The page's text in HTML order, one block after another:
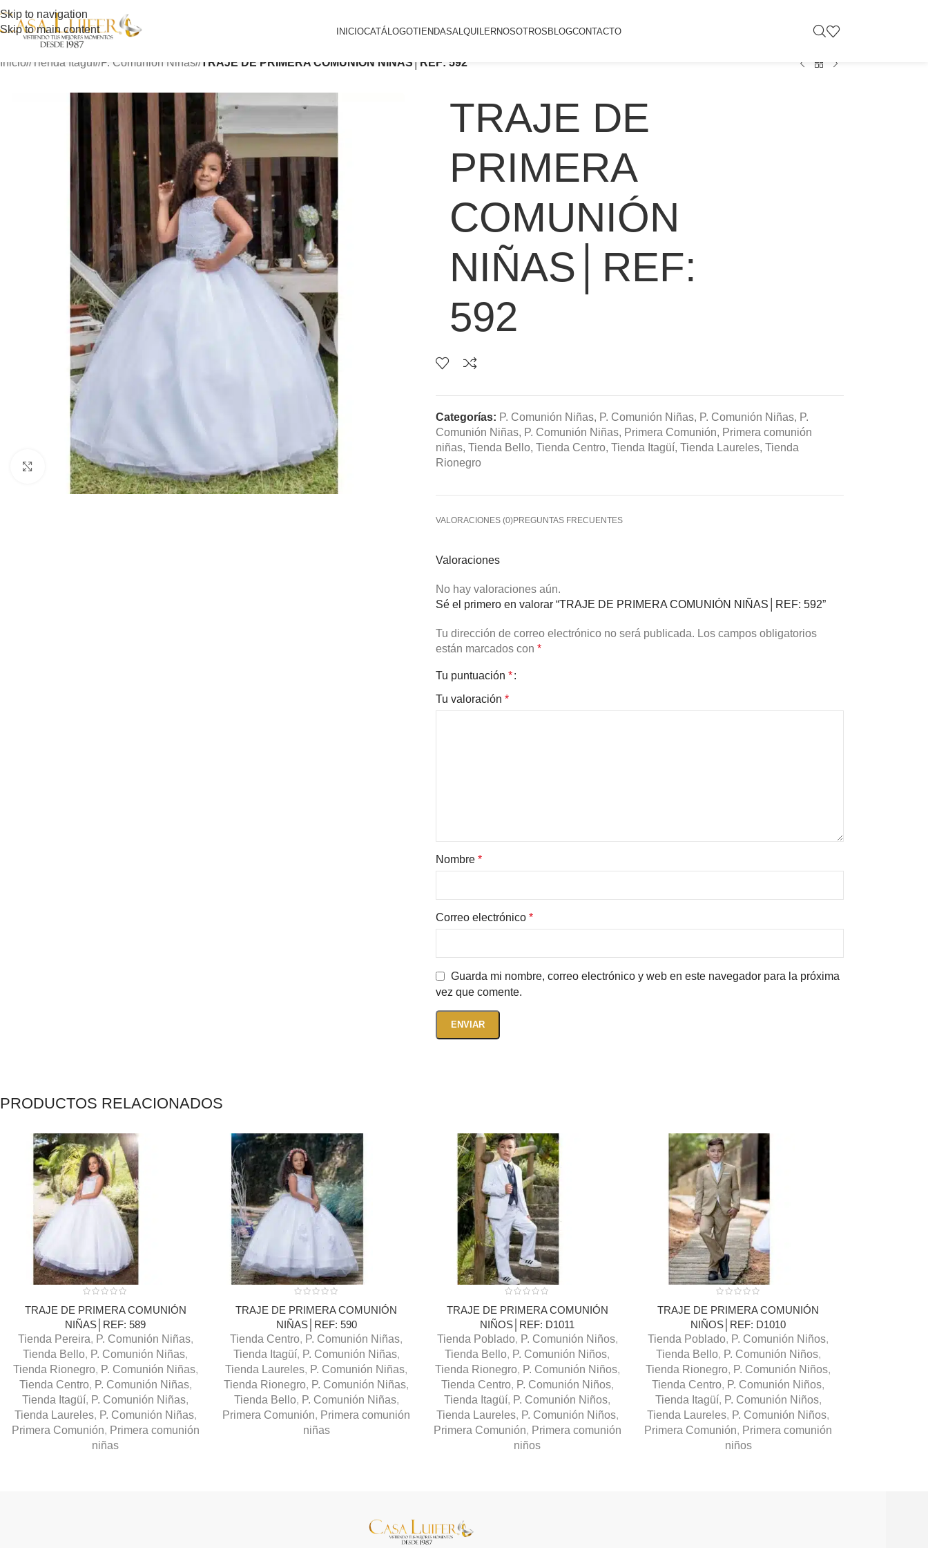
Skip to navigation
Skip to main content
INICIOCATÁLOGOTIENDASALQUILERNOSOTROSBLOGCONTACTO
Inicio/ Tienda Itagüí/ P. Comunión Niñas/ TRAJE DE PRIMERA COMUNIÓN NIÑAS│REF: 592
Clic para ampliar
TRAJE DE
PRIMERA
COMUNIÓN
NIÑAS│REF:
592
Categorías: P. Comunión Niñas, P. Comunión Niñas, P. Comunión Niñas, P.
Comunión Niñas, P. Comunión Niñas, Primera Comunión, Primera comunión
niñas, Tienda Bello, Tienda Centro, Tienda Itagüí, Tienda Laureles, Tienda
Rionegro
VALORACIONES (0)PREGUNTAS FRECUENTES
Valoraciones
No hay valoraciones aún.
Sé el primero en valorar “TRAJE DE PRIMERA COMUNIÓN NIÑAS│REF: 592”
Tu dirección de correo electrónico no será publicada. Los campos obligatorios
están marcados con *
Tu puntuación *
Tu valoración *
Nombre *
Correo electrónico *
Guarda mi nombre, correo electrónico y web en este navegador para la próxima
vez que comente.
PRODUCTOS RELACIONADOS
TRAJE DE PRIMERA COMUNIÓN
NIÑAS│REF: 589
Tienda Pereira, P. Comunión Niñas,
Tienda Bello, P. Comunión Niñas,
Tienda Rionegro, P. Comunión Niñas,
Tienda Centro, P. Comunión Niñas,
Tienda Itagüí, P. Comunión Niñas,
Tienda Laureles, P. Comunión Niñas,
Primera Comunión, Primera comunión
niñas
TRAJE DE PRIMERA COMUNIÓN
NIÑAS│REF: 590
Tienda Centro, P. Comunión Niñas,
Tienda Itagüí, P. Comunión Niñas,
Tienda Laureles, P. Comunión Niñas,
Tienda Rionegro, P. Comunión Niñas,
Tienda Bello, P. Comunión Niñas,
Primera Comunión, Primera comunión
niñas
TRAJE DE PRIMERA COMUNIÓN
NIÑOS│REF: D1011
Tienda Poblado, P. Comunión Niños,
Tienda Bello, P. Comunión Niños,
Tienda Rionegro, P. Comunión Niños,
Tienda Centro, P. Comunión Niños,
Tienda Itagüí, P. Comunión Niños,
Tienda Laureles, P. Comunión Niños,
Primera Comunión, Primera comunión
niños
TRAJE DE PRIMERA COMUNIÓN
NIÑOS│REF: D1010
Tienda Poblado, P. Comunión Niños,
Tienda Bello, P. Comunión Niños,
Tienda Rionegro, P. Comunión Niños,
Tienda Centro, P. Comunión Niños,
Tienda Itagüí, P. Comunión Niños,
Tienda Laureles, P. Comunión Niños,
Primera Comunión, Primera comunión
niños